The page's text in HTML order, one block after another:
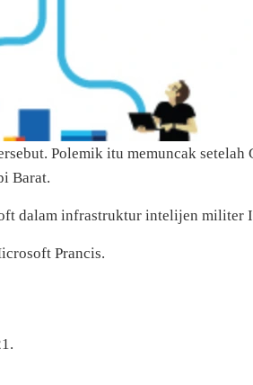
Polemik itu memuncak setelah
Barat.
dalam infrastruktur intelijen militer
Prancis.